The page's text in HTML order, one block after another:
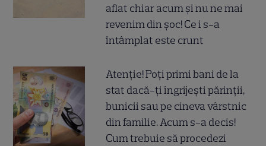
aflat chiar acum și nu ne mai
revenim din șoc! Ce i s-a
întâmplat este crunt
Atenție! Poți primi bani de la
stat dacă-ți îngrijești părinții,
bunicii sau pe cineva vârstnic
din familie. Acum s-a decis!
Cum trebuie să procedezi